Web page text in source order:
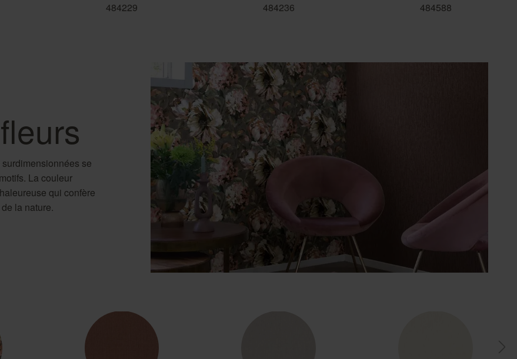
484229 484236 484588
se
La couleur
qui confère
la nature.